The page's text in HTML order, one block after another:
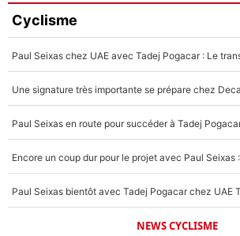
Cyclisme
NEWS CYCLISME